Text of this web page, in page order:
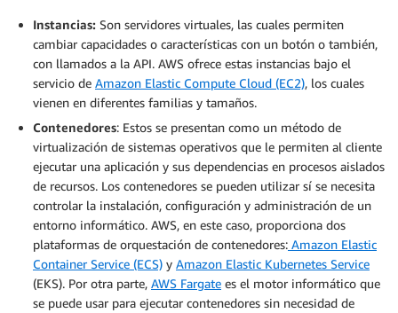
Instancias: Son servidores virtuales, las cuales permiten
cambiar capacidades o características con un botón o también,
con llamados a la API. AWS ofrece estas instancias bajo el
servicio de Amazon Elastic Compute Cloud (EC2), los cuales
vienen en diferentes familias y tamaños.
Contenedores: Estos se presentan como un método de
virtualización de sistemas operativos que le permiten al cliente
ejecutar una aplicación y sus dependencias en procesos aislados
de recursos. Los contenedores se pueden utilizar sí se necesita
controlar la instalación, configuración y administración de un
entorno informático. AWS, en este caso, proporciona dos
plataformas de orquestación de contenedores: Amazon Elastic
Container Service (ECS) y Amazon Elastic Kubernetes Service
(EKS). Por otra parte, AWS Fargate es el motor informático que
se puede usar para ejecutar contenedores sin necesidad de